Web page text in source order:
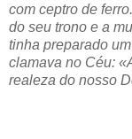
com ceptro de
do seu trono e a
tinha preparado
clamava no Céu:
realeza do nosso